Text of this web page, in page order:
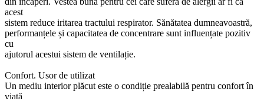
acest
sistem reduce iritarea tractului respirator. Sănătatea dumneavoastră,
performanțele și capacitatea de concentrare sunt influențate pozitiv
cu
ajutorul acestui sistem de ventilație.
Confort. Usor de utilizat
Un mediu interior plăcut este o condiție prealabilă pentru confort în
viață